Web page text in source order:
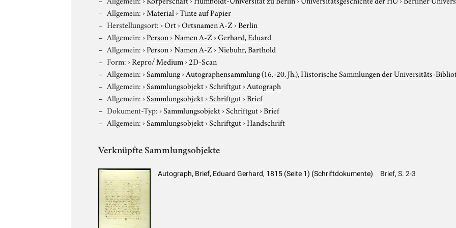
Allgemein:›Material›Tinte auf Papier
Herstellungsort:›Ort›Ortsnamen A-Z›Berlin
Allgemein:›Person›Namen A-Z›Gerhard, Eduard
Allgemein:›Person›Namen A-Z›Niebuhr, Barthold
Form:›Repro/ Medium›2D-Scan
Allgemein:›Sammlung›Autographensammlung (16.-20. Jh.), Historische Sammlungen der Universitäts-
Allgemein:›Sammlungsobjekt›Schriftgut›Autograph
Allgemein:›Sammlungsobjekt›Schriftgut›Brief
Dokument-Typ:›Sammlungsobjekt›Schriftgut›Brief
Allgemein:›Sammlungsobjekt›Schriftgut›Handschrift
Verknüpfte Sammlungsobjekte
Autograph, Brief, Eduard Gerhard, 1815 (Seite 1) (Schriftdokumente) Brief, S. 2-3